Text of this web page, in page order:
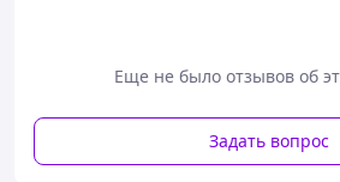
Еще не было отзывов об
Задать вопрос